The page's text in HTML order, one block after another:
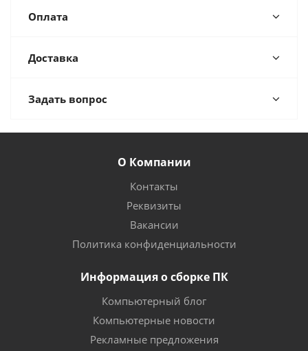
Оплата
Доставка
Задать вопрос
О Компании
Контакты
Реквизиты
Вакансии
Политика конфиденциальности
Информация о сборке ПК
Компьютерный блог
Компьютерные новости
Рекламные предложения